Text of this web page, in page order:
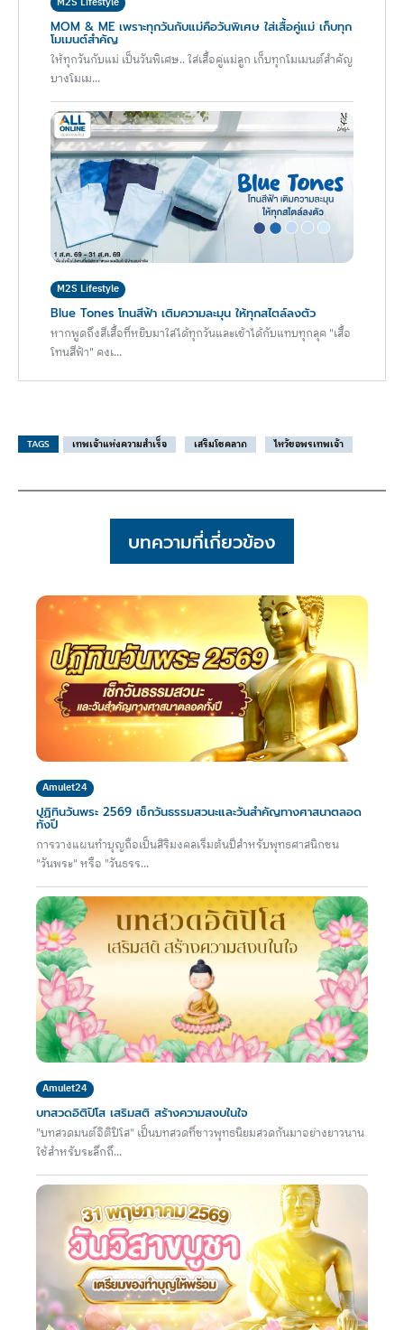
MOM & ME เพราะทุกวันกับแม่คือวันพิเศษ ใส่เสื้อคู่แม่ เก็บทุก
โมเมนต์สำคัญ
ให้ทุกวันกับแม่ เป็นวันพิเศษ.. ใส่เสื้อคู่แม่ลูก เก็บทุกโมเมนต์สำคัญ
บางโมเม...
M2S Lifestyle
Blue Tones โทนสีฟ้า เติมความละมุน ให้ทุกสไตล์ลงตัว
หากพูดถึงสีเสื้อที่หยิบมาใส่ได้ทุกวันและเข้าได้กับแทบทุกลุค "เสื้อ
โทนสีฟ้า" คงเ...
TAGS เทพเจ้าแห่งความสำเร็จ เสริมโชคลาภ ไหว้ขอพรเทพเจ้า
บทความที่เกี่ยวข้อง
Amulet24
ปฏิทินวันพระ 2569 เช็กวันธรรมสวนะและวันสำคัญทางศาสนาตลอด
ทั้งปี
การวางแผนทำบุญถือเป็นสิริมงคลเริ่มต้นปีสำหรับพุทธศาสนิกชน
"วันพระ" หรือ "วันธรร...
Amulet24
บทสวดอิติปิโส เสริมสติ สร้างความสงบในใจ
"บทสวดมนต์อิติปิโส" เป็นบทสวดที่ชาวพุทธนิยมสวดกันมาอย่างยาวนาน
ใช้สำหรับระลึกถึ...